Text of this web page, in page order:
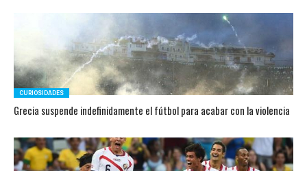
CURIOSIDADES
Grecia suspende indefinidamente el fútbol para acabar con la violencia